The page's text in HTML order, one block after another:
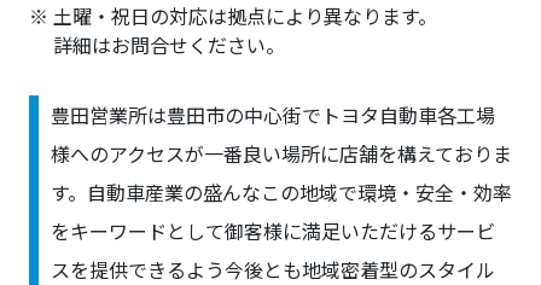
※ 土曜・祝日の対応は拠点により異なります。
詳細はお問合せください。
豊田営業所は豊田市の中心街でトヨタ自動車各工場
様へのアクセスが一番良い場所に店舗を構えておりま
す。自動車産業の盛んなこの地域で環境・安全・効率
をキーワードとして御客様に満足いただけるサービ
スを提供できるよう今後とも地域密着型のスタイル